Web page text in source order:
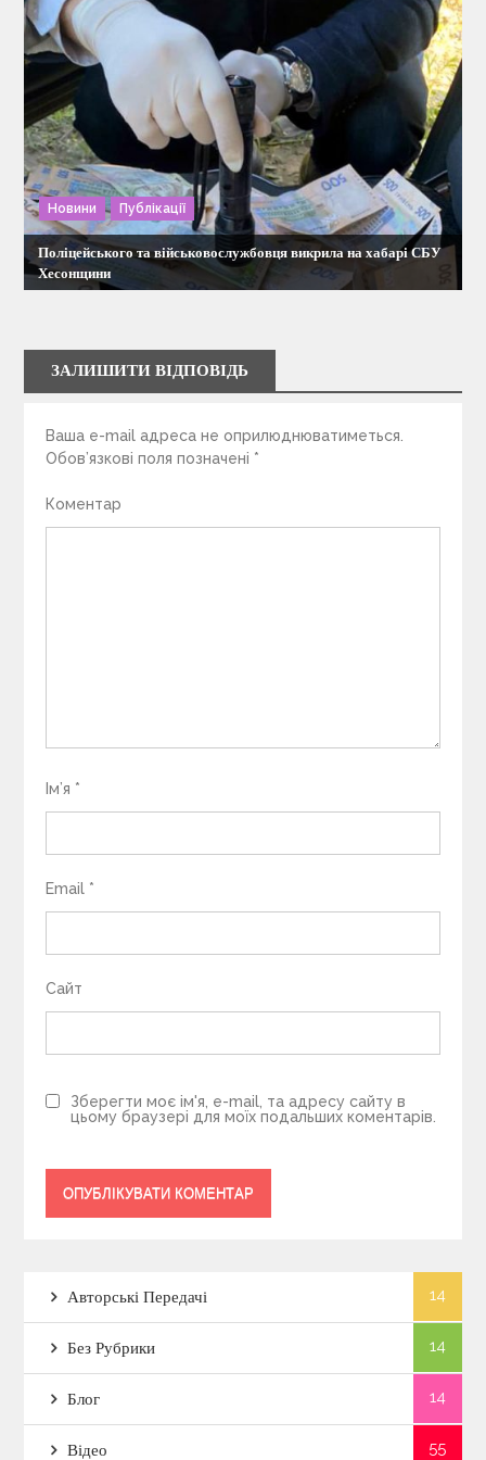
Новини Публікації
Поліцейського та військовослужбовця викрила на хабарі СБУ
Хесонщини
ЗАЛИШИТИ ВІДПОВІДЬ
Ваша e-mail адреса не оприлюднюватиметься.
Обов’язкові поля позначені *
Коментар
Ім’я *
Email *
Сайт
Зберегти моє ім'я, e-mail, та адресу сайту в
цьому браузері для моїх подальших коментарів.
Авторські Передачі 14
Без Рубрики 14
Блог 14
Відео 55